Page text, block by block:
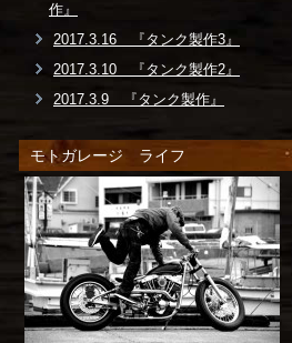
作』
2017.3.16 『タンク製作3』
2017.3.10 『タンク製作2』
2017.3.9 『タンク製作』
モトガレージ ライフ